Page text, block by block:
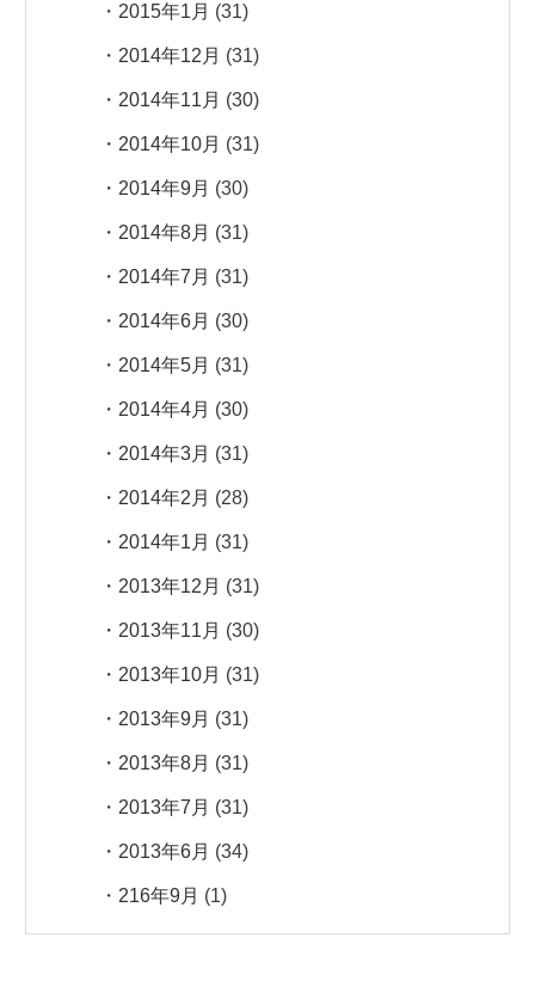
2015年1月 (31)
2014年12月 (31)
2014年11月 (30)
2014年10月 (31)
2014年9月 (30)
2014年8月 (31)
2014年7月 (31)
2014年6月 (30)
2014年5月 (31)
2014年4月 (30)
2014年3月 (31)
2014年2月 (28)
2014年1月 (31)
2013年12月 (31)
2013年11月 (30)
2013年10月 (31)
2013年9月 (31)
2013年8月 (31)
2013年7月 (31)
2013年6月 (34)
216年9月 (1)